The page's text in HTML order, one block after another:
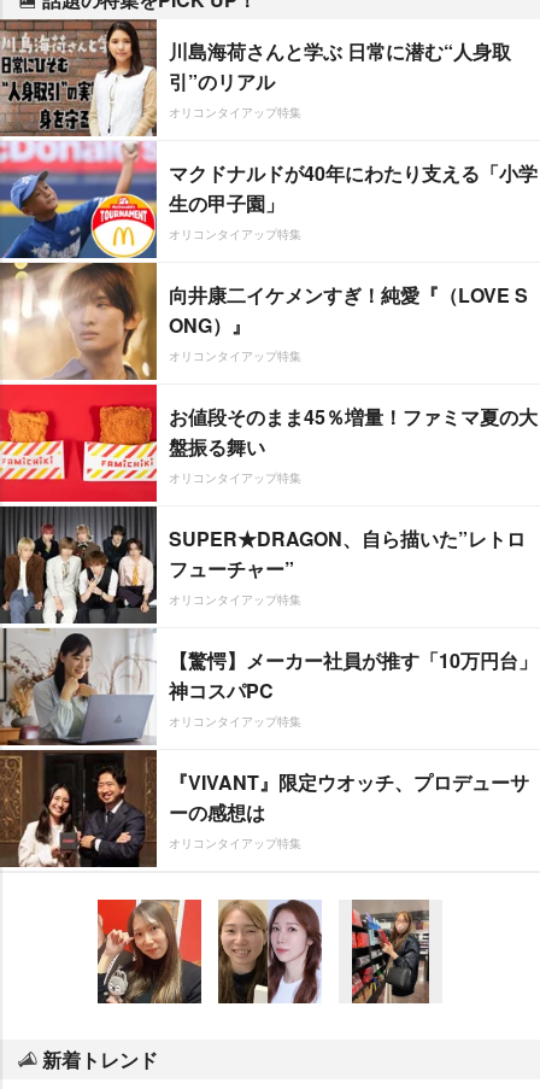
川島海荷さんと学ぶ 日常に潜む“人身取
引”のリアル
オリコンタイアップ特集
マクドナルドが40年にわたり支える「小学
生の甲子園」
オリコンタイアップ特集
向井康二イケメンすぎ！純愛『（LOVE S
ONG）』
オリコンタイアップ特集
お値段そのまま45％増量！ファミマ夏の大
盤振る舞い
オリコンタイアップ特集
SUPER★DRAGON、自ら描いた”レトロ
フューチャー”
オリコンタイアップ特集
【驚愕】メーカー社員が推す「10万円台」
神コスパPC
オリコンタイアップ特集
『VIVANT』限定ウオッチ、プロデューサ
ーの感想は
オリコンタイアップ特集
新着トレンド